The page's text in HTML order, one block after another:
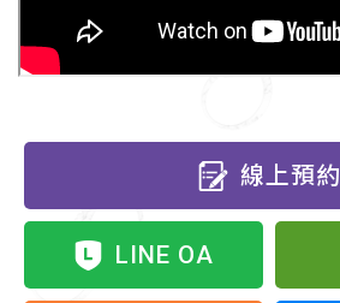
線上預約
LINE OA